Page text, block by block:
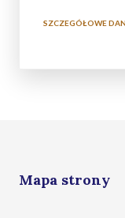
SZCZEGÓŁOWE
Mapa strony